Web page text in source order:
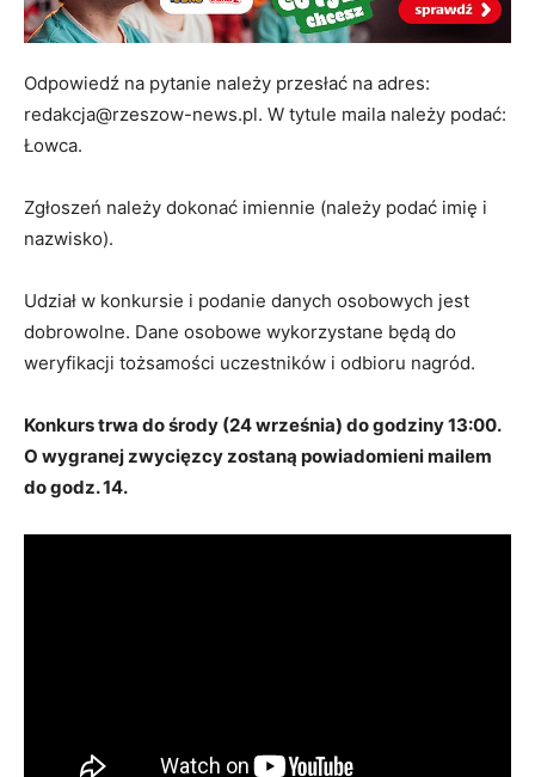
Odpowiedź na pytanie należy przesłać na adres:
redakcja@rzeszow-news.pl. W tytule maila należy podać:
Łowca.
Zgłoszeń należy dokonać imiennie (należy podać imię i
nazwisko).
Udział w konkursie i podanie danych osobowych jest
dobrowolne. Dane osobowe wykorzystane będą do
weryfikacji tożsamości uczestników i odbioru nagród.
Konkurs trwa do środy (24 września) do godziny 13:00.
O wygranej zwycięzcy zostaną powiadomieni mailem
do godz. 14.